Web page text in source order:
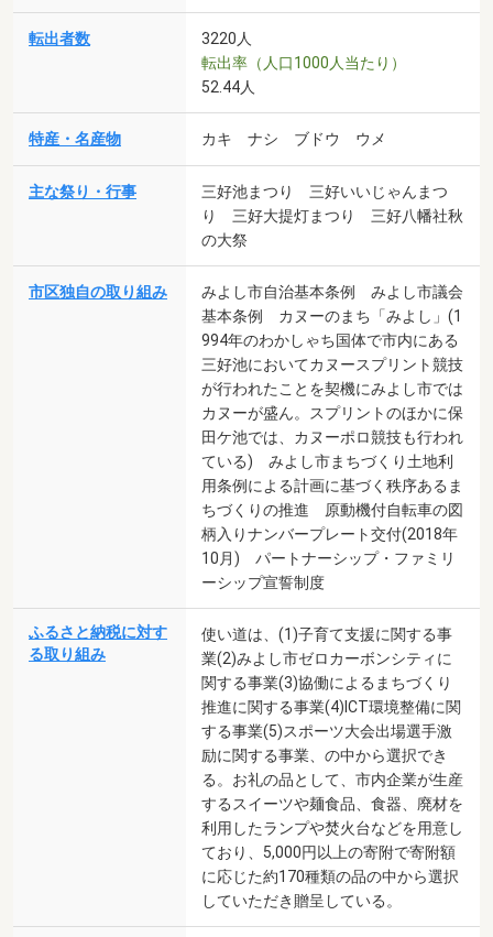
転出者数
3220人
転出率（人口1000人当たり）
52.44人
特産・名産物 カキ ナシ ブドウ ウメ
主な祭り・行事
三好池まつり 三好いいじゃんまつ
り 三好大提灯まつり 三好八幡社秋
の大祭
市区独自の取り組み
みよし市自治基本条例 みよし市議会
基本条例 カヌーのまち「みよし」(1
994年のわかしゃち国体で市内にある
三好池においてカヌースプリント競技
が行われたことを契機にみよし市では
カヌーが盛ん。スプリントのほかに保
田ケ池では、カヌーポロ競技も行われ
ている) みよし市まちづくり土地利
用条例による計画に基づく秩序あるま
ちづくりの推進 原動機付自転車の図
柄入りナンバープレート交付(2018年
10月) パートナーシップ・ファミリ
ーシップ宣誓制度
ふるさと納税に対す
る取り組み
使い道は、(1)子育て支援に関する事
業(2)みよし市ゼロカーボンシティに
関する事業(3)協働によるまちづくり
推進に関する事業(4)ICT環境整備に関
する事業(5)スポーツ大会出場選手激
励に関する事業、の中から選択でき
る。お礼の品として、市内企業が生産
するスイーツや麺食品、食器、廃材を
利用したランプや焚火台などを用意し
ており、5,000円以上の寄附で寄附額
に応じた約170種類の品の中から選択
していただき贈呈している。